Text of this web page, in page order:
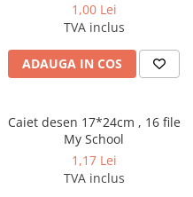
1,00 Lei
TVA inclus
ADAUGA IN COS
Caiet desen 17*24cm , 16 file
My School
1,17 Lei
TVA inclus